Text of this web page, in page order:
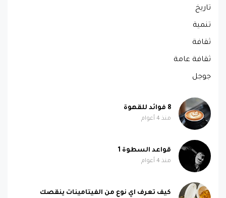
تاريخ
تنمية
ثقافة
ثقافة عامة
جوجل
8 فوائد للقهوة
منذ 4 أعوام
قواعد السطوة 1
منذ 4 أعوام
كيف تعرف اي نوع من الفيتامينات ينقصك